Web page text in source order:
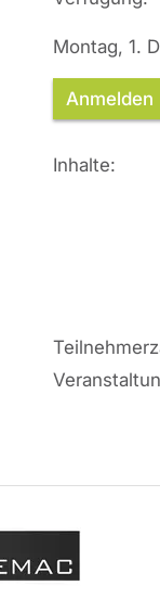
Montag, 1.
Anmelden
Inhalte: